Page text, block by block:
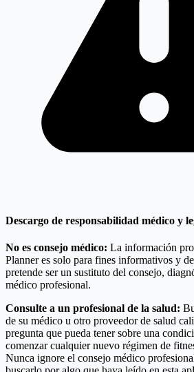
Descargo de responsabilidad médico y
No es consejo médico: La información
Planner es solo para fines informativos y
pretende ser un sustituto del consejo,
médico profesional.
Consulte a un profesional de la salud:
de su médico u otro proveedor de salud
pregunta que pueda tener sobre una
comenzar cualquier nuevo régimen de
Nunca ignore el consejo médico